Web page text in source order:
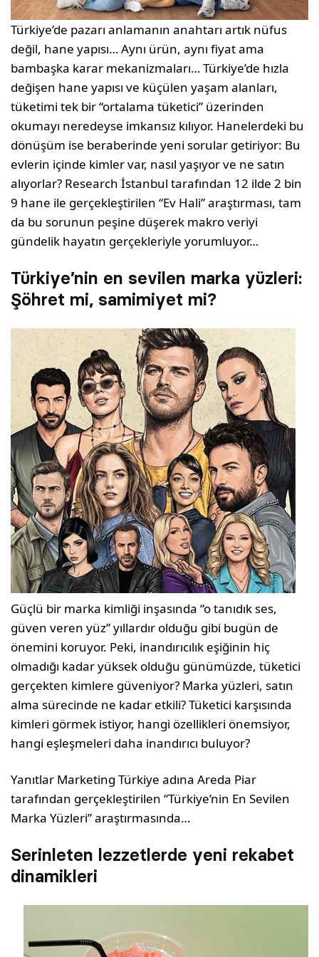
Türkiye’de pazarı anlamanın anahtarı artık nüfus
değil, hane yapısı… Aynı ürün, aynı fiyat ama
bambaşka karar mekanizmaları… Türkiye’de hızla
değişen hane yapısı ve küçülen yaşam alanları,
tüketimi tek bir “ortalama tüketici” üzerinden
okumayı neredeyse imkansız kılıyor. Hanelerdeki bu
dönüşüm ise beraberinde yeni sorular getiriyor: Bu
evlerin içinde kimler var, nasıl yaşıyor ve ne satın
alıyorlar? Research İstanbul tarafından 12 ilde 2 bin
9 hane ile gerçekleştirilen “Ev Hali” araştırması, tam
da bu sorunun peşine düşerek makro veriyi
gündelik hayatın gerçekleriyle yorumluyor…
Türkiye’nin en sevilen marka yüzleri:
Şöhret mi, samimiyet mi?
Güçlü bir marka kimliği inşasında “o tanıdık ses,
güven veren yüz” yıllardır olduğu gibi bugün de
önemini koruyor. Peki, inandırıcılık eşiğinin hiç
olmadığı kadar yüksek olduğu günümüzde, tüketici
gerçekten kimlere güveniyor? Marka yüzleri, satın
alma sürecinde ne kadar etkili? Tüketici karşısında
kimleri görmek istiyor, hangi özellikleri önemsiyor,
hangi eşleşmeleri daha inandırıcı buluyor?
Yanıtlar Marketing Türkiye adına Areda Piar
tarafından gerçekleştirilen “Türkiye’nin En Sevilen
Marka Yüzleri” araştırmasında…
Serinleten lezzetlerde yeni rekabet
dinamikleri